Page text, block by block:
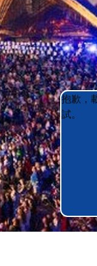
List
List
抱歉，
試。